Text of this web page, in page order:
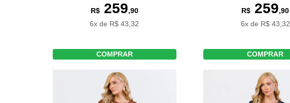
R$259,90
6x de R$ 43,32
COMPRAR
R$ 259,90
6x de R$ 43,32
COMPRAR